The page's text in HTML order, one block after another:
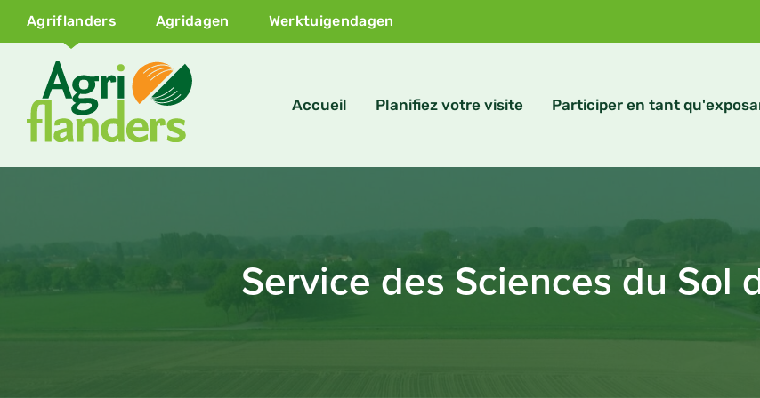
Agriflanders Agridagen Werktuigendagen
Accueil Planifiez votre visite Participer en tant
Service des Sciences du Sol